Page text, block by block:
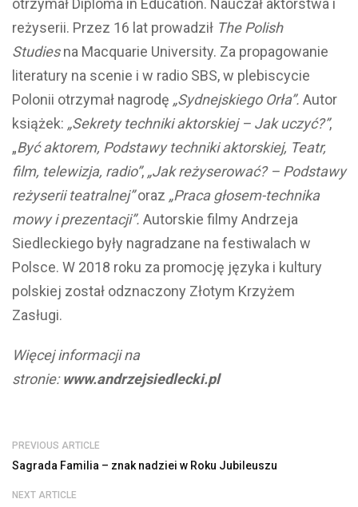
otrzymał Diploma in Education. Nauczał aktorstwa i
reżyserii. Przez 16 lat prowadził The Polish
Studiesna Macquarie University. Za propagowanie
literatury na scenie i w radio SBS, w plebiscycie
Polonii otrzymał nagrodę „Sydnejskiego Orła”. Autor
książek: „Sekrety techniki aktorskiej – Jak uczyć?”,
„Być aktorem, Podstawy techniki aktorskiej, Teatr,
film, telewizja, radio”, „Jak reżyserować? – Podstawy
reżyserii teatralnej”oraz „Praca głosem-technika
mowy i prezentacji”. Autorskie filmy Andrzeja
Siedleckiego były nagradzane na festiwalach w
Polsce. W 2018 roku za promocję języka i kultury
polskiej został odznaczony Złotym Krzyżem
Zasługi.
Więcej informacji na
stronie:www.andrzejsiedlecki.pl
PREVIOUS ARTICLE
Sagrada Familia – znak nadziei w Roku Jubileuszu
NEXT ARTICLE